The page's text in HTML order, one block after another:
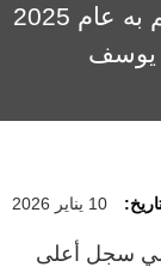
الأداء القياسي لمطار دبي الذي اختتم به عام 2025
تصوير: يوسف
الحالي
من
10 يناير 2026
سجل أعلى